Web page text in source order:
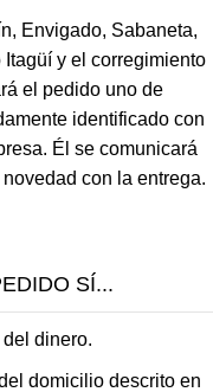
Envigado, Sabaneta,
y el corregimiento
el pedido uno de
identificado con
Él se comunicará
con la entrega.
SÍ...
dinero.
domicilio descrito en